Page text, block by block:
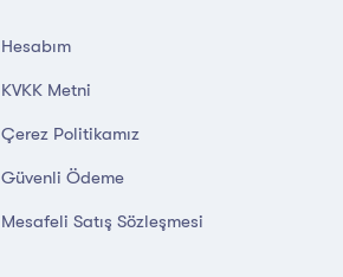
Hesabım
KVKK Metni
Çerez Politikamız
Güvenli Ödeme
Mesafeli Satış Sözleşmesi